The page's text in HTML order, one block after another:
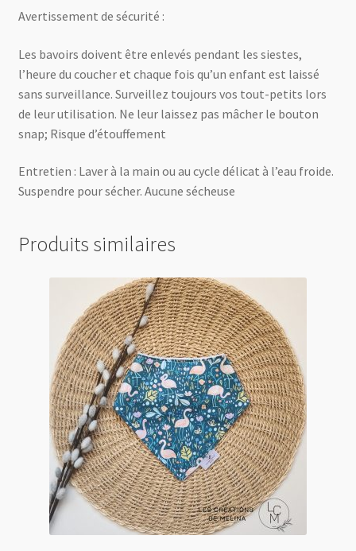
Avertissement de sécurité :
Les bavoirs doivent être enlevés pendant les siestes,
l’heure du coucher et chaque fois qu’un enfant est laissé
sans surveillance. Surveillez toujours vos tout-petits lors
de leur utilisation. Ne leur laissez pas mâcher le bouton
snap; Risque d’étouffement
Entretien : Laver à la main ou au cycle délicat à l’eau froide.
Suspendre pour sécher. Aucune sécheuse
Produits similaires